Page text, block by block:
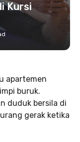
Kursi
apartemen
buruk.
duduk bersila di
gerak ketika